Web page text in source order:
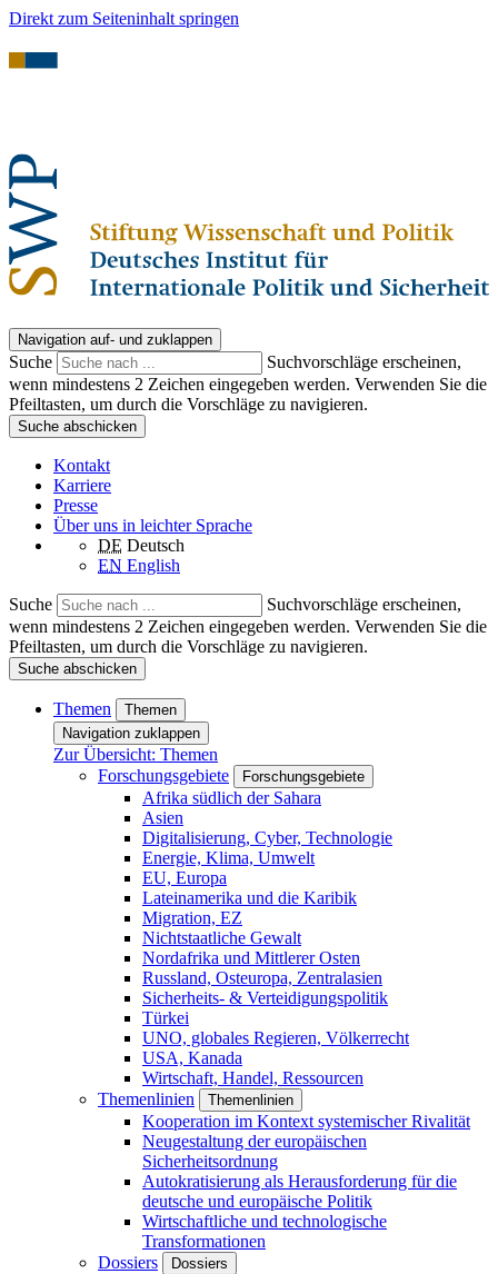
Direkt zum Seiteninhalt springen
Navigation auf- und zuklappen
Suche
Suchvorschläge erscheinen,
wenn mindestens 2 Zeichen eingegeben werden. Verwenden Sie die
Pfeiltasten, um durch die Vorschläge zu navigieren.
Suche abschicken
Kontakt
Karriere
Presse
Über uns in leichter Sprache
DE Deutsch
EN English
Suche
Suchvorschläge erscheinen,
wenn mindestens 2 Zeichen eingegeben werden. Verwenden Sie die
Pfeiltasten, um durch die Vorschläge zu navigieren.
Suche abschicken
Themen
Themen
Navigation zuklappen
Zur Übersicht: Themen
Forschungsgebiete
Forschungsgebiete
Afrika südlich der Sahara
Asien
Digitalisierung, Cyber, Technologie
Energie, Klima, Umwelt
EU, Europa
Lateinamerika und die Karibik
Migration, EZ
Nichtstaatliche Gewalt
Nordafrika und Mittlerer Osten
Russland, Osteuropa, Zentralasien
Sicherheits- & Verteidigungspolitik
Türkei
UNO, globales Regieren, Völkerrecht
USA, Kanada
Wirtschaft, Handel, Ressourcen
Themenlinien
Themenlinien
Kooperation im Kontext systemischer Rivalität
Neugestaltung der europäischen
Sicherheitsordnung
Autokratisierung als Herausforderung für die
deutsche und europäische Politik
Wirtschaftliche und technologische
Transformationen
Dossiers
Dossiers